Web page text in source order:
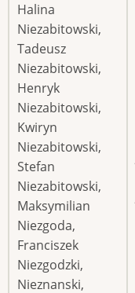
Halina
Niezabitowski,
Tadeusz
Niezabitowski,
Henryk
Niezabitowski,
Kwiryn
Niezabitowski,
Stefan
Niezabitowski,
Maksymilian
Niezgoda,
Franciszek
Niezgodzki,
Nieznanski,